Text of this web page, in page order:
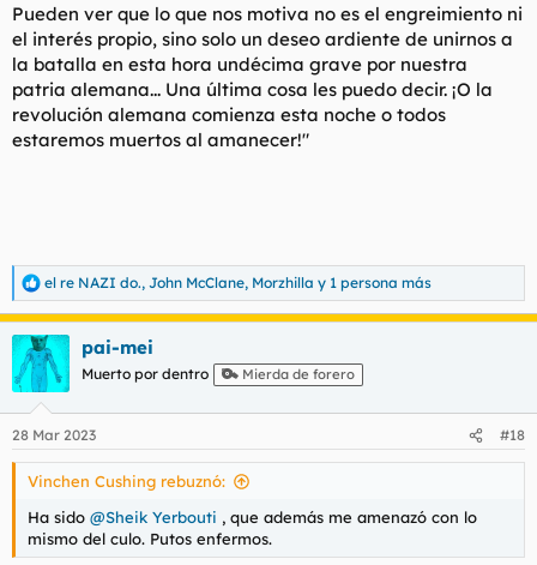
Pueden ver que lo que nos motiva no es el engreimiento ni
el interés propio, sino solo un deseo ardiente de unirnos a
la batalla en esta hora undécima grave por nuestra
patria alemana... Una última cosa les puedo decir. ¡O la
revolución alemana comienza esta noche o todos
estaremos muertos al amanecer!"
R
e
a
c
c
i
e
s
el re NAZI do., John McClane, Morzhilla y 1 persona más
pai-mei
Muerto por dentro Mierda de forero
28 Mar 2023 #18
Vinchen Cushing rebuznó:
Ha sido @Sheik Yerbouti , que además me amenazó con lo
mismo del culo. Putos enfermos.